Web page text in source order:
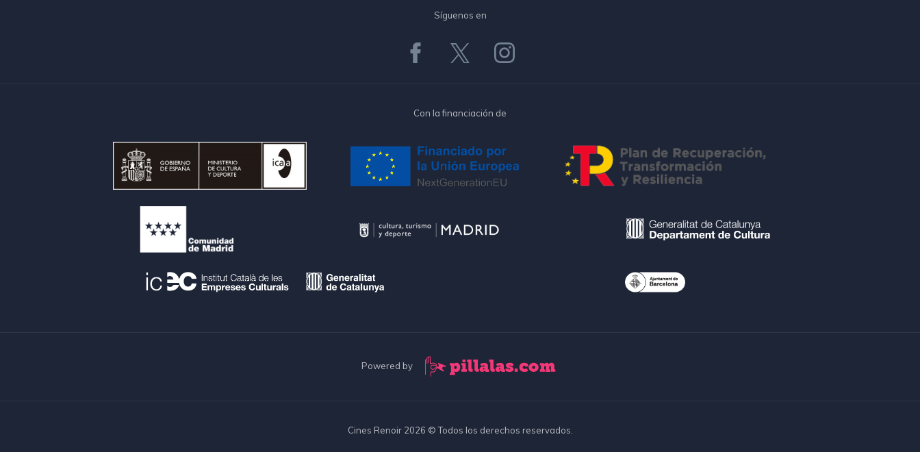
Síguenos en
Con la financiación de
Powered by
Cines Renoir 2026 © Todos los derechos reservados.